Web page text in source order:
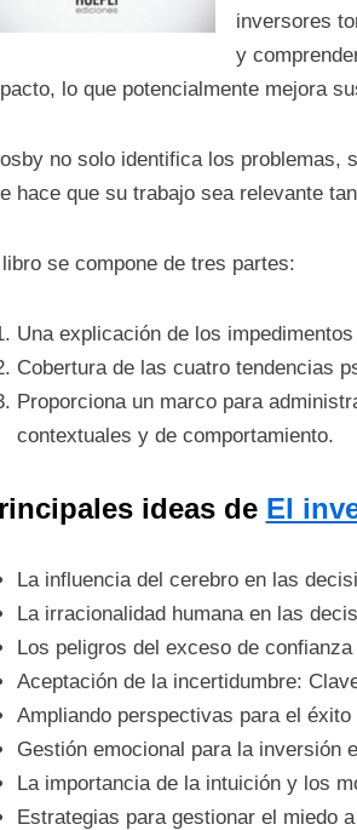
inversores
y
lo que potencialmente mejora
no solo identifica los problemas,
hace que su trabajo sea relevante
se compone de tres partes:
Una explicación de los
Cobertura de las cuatro tendencias
Proporciona un marco para
contextuales y de comportamiento.
ideas de El
La influencia del cerebro en las
La irracionalidad humana en las
Los peligros del exceso de
Aceptación de la incertidumbre:
Ampliando perspectivas para el
Gestión emocional para la inversión
La importancia de la intuición y los
Estrategias para gestionar el miedo